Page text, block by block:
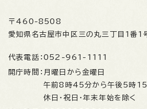
〒460-8508
愛知県名古屋市中区三の丸三丁目1番1
代表電話： 052-961-1111
開庁時間： 月曜日から金曜日
午前8時45分から午後5時15
休日・祝日・年末年始を除く